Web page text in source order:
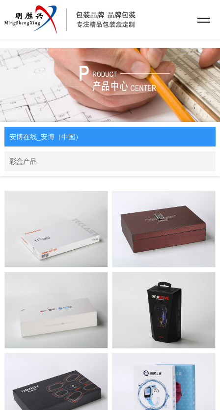
安博在线_安博（中国）
安博在线_安博（中国）
彩盒产品